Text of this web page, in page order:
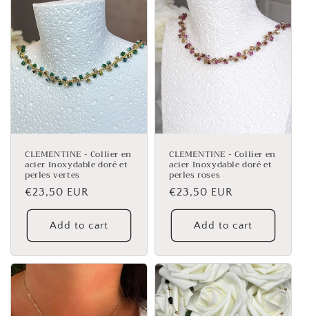
CLEMENTINE - Collier en
acier Inoxydable doré et
perles vertes
Regular
price
€23,50 EUR
Add to cart
CLEMENTINE - Collier en
acier Inoxydable doré et
perles roses
Regular
price
€23,50 EUR
Add to cart